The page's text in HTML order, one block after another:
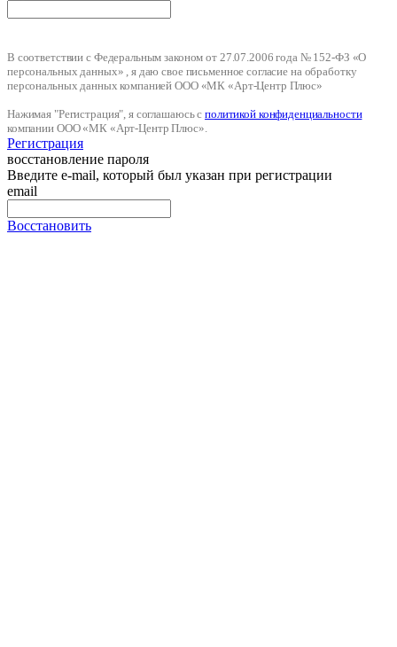
В соответствии с Федеральным законом от 27.07.2006 года № 152-ФЗ «О
персональных данных» , я даю свое письменное согласие на обработку
персональных данных компанией ООО «МК «Арт-Центр Плюс»
Нажимая "Регистрация", я соглашаюсь сполитикой конфиденциальности
компании ООО «МК «Арт-Центр Плюс».
Регистрация
восстановление пароля
Введите e-mail, который был указан при регистрации
email
Восстановить